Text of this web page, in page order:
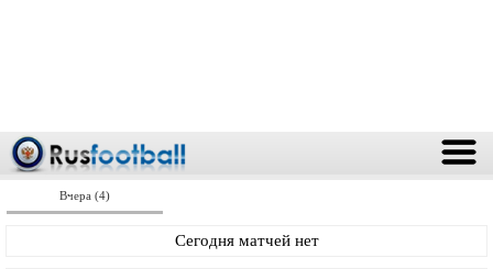
Вчера (4)
Сегодня матчей нет